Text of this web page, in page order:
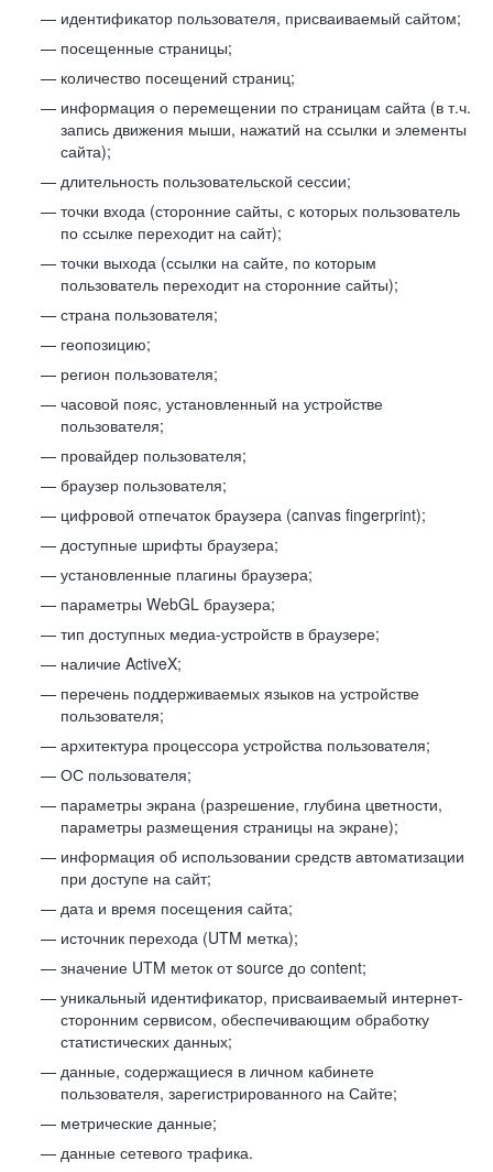
идентификатор пользователя, присваиваемый сайтом;
посещенные страницы;
количество посещений страниц;
информация о перемещении по страницам сайта (в т.ч.
запись движения мыши, нажатий на ссылки и элементы
сайта);
длительность пользовательской сессии;
точки входа (сторонние сайты, с которых пользователь
по ссылке переходит на сайт);
точки выхода (ссылки на сайте, по которым
пользователь переходит на сторонние сайты);
страна пользователя;
геопозицию;
регион пользователя;
часовой пояс, установленный на устройстве
пользователя;
провайдер пользователя;
браузер пользователя;
цифровой отпечаток браузера (canvas fingerprint);
доступные шрифты браузера;
установленные плагины браузера;
параметры WebGL браузера;
тип доступных медиа-устройств в браузере;
наличие ActiveX;
перечень поддерживаемых языков на устройстве
пользователя;
архитектура процессора устройства пользователя;
ОС пользователя;
параметры экрана (разрешение, глубина цветности,
параметры размещения страницы на экране);
информация об использовании средств автоматизации
при доступе на сайт;
дата и время посещения сайта;
источник перехода (UTM метка);
значение UTM меток от source до content;
уникальный идентификатор, присваиваемый интернет-
сторонним сервисом, обеспечивающим обработку
статистических данных;
данные, содержащиеся в личном кабинете
пользователя, зарегистрированного на Сайте;
метрические данные;
данные сетевого трафика.